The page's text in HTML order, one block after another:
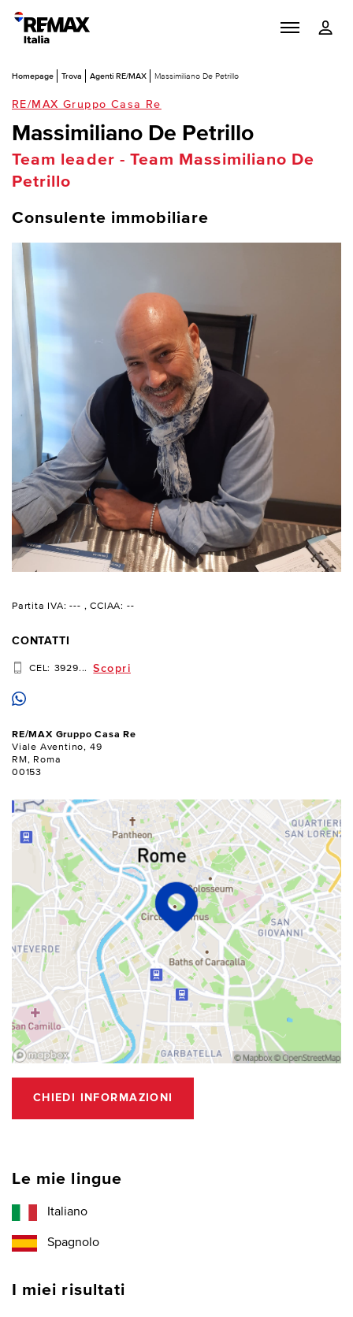
Homepage Trova Agenti RE/MAX Massimiliano De Petrillo
RE/MAX Gruppo Casa Re
Massimiliano De Petrillo
Team leader - Team Massimiliano De
Petrillo
Consulente immobiliare
Partita IVA: --- , CCIAA: --
CONTATTI
CEL: 3929... Scopri
RE/MAX Gruppo Casa Re
Viale Aventino, 49
RM, Roma
00153
CHIEDI INFORMAZIONI
Le mie lingue
Italiano
Spagnolo
I miei risultati